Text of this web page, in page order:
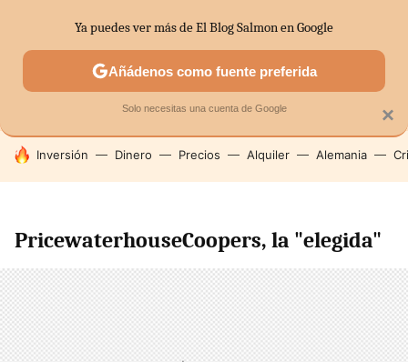
SECTORES ECONOMÍA DOMÉSTICA MERCADOS
HOY SE HABLA DE
Inversión Dinero Precios Alquiler Alemania
PricewaterhouseCoopers, la "elegida"
×
Ya puedes ver más de El Blog Salmon en Google
Añádenos como fuente preferida
Solo necesitas una cuenta de Google